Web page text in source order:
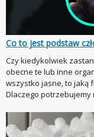
Co to jest podstaw
Czy kiedykolwiek
obecne te lub inne
wszystko jasne, to jaką
Dlaczego potrzebujemy